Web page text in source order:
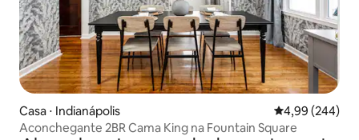
Casa ⋅ Indianápolis 4,99 de uma
4,99 (244)
Aconchegante 2BR Cama King na Fountain Square